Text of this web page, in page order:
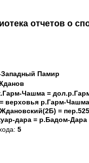
отчетов о
Памир
Чашма =
верховья р.Гарм-
=
дара = р.Бадом-Дара
5